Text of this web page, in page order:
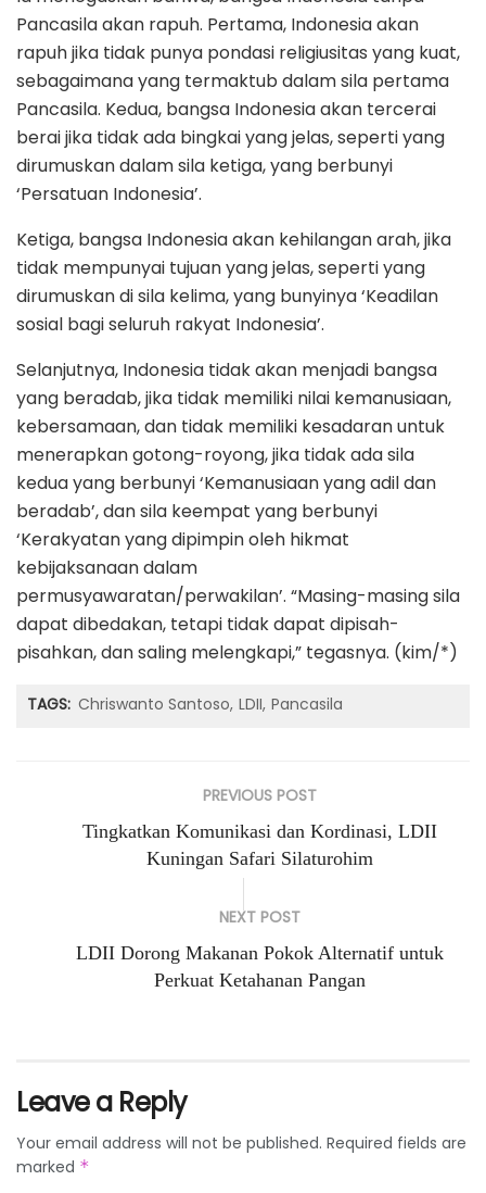
Pancasila akan rapuh. Pertama, Indonesia akan
rapuh jika tidak punya pondasi religiusitas yang kuat,
sebagaimana yang termaktub dalam sila pertama
Pancasila. Kedua, bangsa Indonesia akan tercerai
berai jika tidak ada bingkai yang jelas, seperti yang
dirumuskan dalam sila ketiga, yang berbunyi
‘Persatuan Indonesia’.
Ketiga, bangsa Indonesia akan kehilangan arah, jika
tidak mempunyai tujuan yang jelas, seperti yang
dirumuskan di sila kelima, yang bunyinya ‘Keadilan
sosial bagi seluruh rakyat Indonesia’.
Selanjutnya, Indonesia tidak akan menjadi bangsa
yang beradab, jika tidak memiliki nilai kemanusiaan,
kebersamaan, dan tidak memiliki kesadaran untuk
menerapkan gotong-royong, jika tidak ada sila
kedua yang berbunyi ‘Kemanusiaan yang adil dan
beradab’, dan sila keempat yang berbunyi
‘Kerakyatan yang dipimpin oleh hikmat
kebijaksanaan dalam
permusyawaratan/perwakilan’. “Masing-masing sila
dapat dibedakan, tetapi tidak dapat dipisah-
pisahkan, dan saling melengkapi,” tegasnya. (kim/*)
TAGS: Chriswanto Santoso LDII Pancasila
PREVIOUS POST
Tingkatkan Komunikasi dan Kordinasi, LDII
Kuningan Safari Silaturohim
NEXT POST
LDII Dorong Makanan Pokok Alternatif untuk
Perkuat Ketahanan Pangan
Leave a Reply
Your email address will not be published. Required fields are
marked *